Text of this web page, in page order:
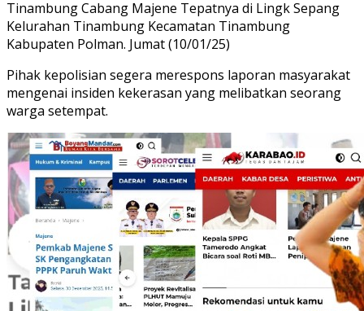
Tinambung Cabang Majene Tepatnya di Lingk Sepang
Kelurahan Tinambung Kecamatan Tinambung
Kabupaten Polman. Jumat (10/01/25)
Pihak kepolisian segera merespons laporan masyarakat
mengenai insiden kekerasan yang melibatkan seorang
warga setempat.